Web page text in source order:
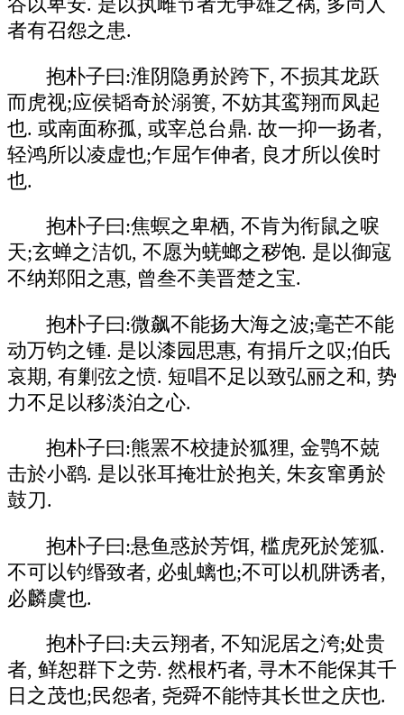
谷以卑安. 是以执雌节者无争雄之祸, 多尚人
者有召怨之患.
抱朴子曰:淮阴隐勇於跨下, 不损其龙跃
而虎视;应侯韬奇於溺篑, 不妨其鸾翔而凤起
也. 或南面称孤, 或宰总台鼎. 故一抑一扬者,
轻鸿所以凌虚也;乍屈乍伸者, 良才所以俟时
也.
抱朴子曰:焦螟之卑栖, 不肯为衔鼠之唳
天;玄蝉之洁饥, 不愿为蜣螂之秽饱. 是以御寇
不纳郑阳之惠, 曾叁不美晋楚之宝.
抱朴子曰:微飙不能扬大海之波;毫芒不能
动万钧之锺. 是以漆园思惠, 有捐斤之叹;伯氏
哀期, 有剿弦之愤. 短唱不足以致弘丽之和, 势
力不足以移淡泊之心.
抱朴子曰:熊罴不校捷於狐狸, 金鹗不兢
击於小鹞. 是以张耳掩壮於抱关, 朱亥窜勇於
鼓刀.
抱朴子曰:悬鱼惑於芳饵, 槛虎死於笼狐.
不可以钓缗致者, 必虬螭也;不可以机阱诱者,
必麟虞也.
抱朴子曰:夫云翔者, 不知泥居之洿;处贵
者, 鲜恕群下之劳. 然根朽者, 寻木不能保其千
日之茂也;民怨者, 尧舜不能恃其长世之庆也.